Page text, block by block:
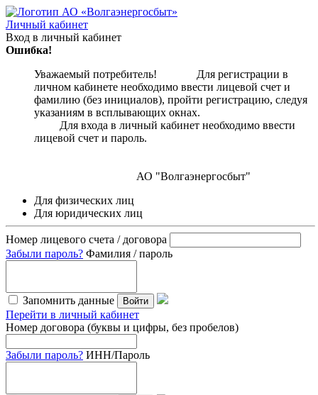
Личный кабинет
Вход в личный кабинет
Ошибка!
Уважаемый потребитель! Для регистрации в
личном кабинете необходимо ввести лицевой счет и
фамилию (без инициалов), пройти регистрацию, следуя
указаниям в всплывающих окнах.
Для входа в личный кабинет необходимо ввести
лицевой счет и пароль.
АО "Волгаэнергосбыт"
Для физических лиц
Для юридических лиц
Номер лицевого счета / договора
Забыли пароль? Фамилия / пароль
Запомнить данные Войти
Перейти в личный кабинет
Номер договора (буквы и цифры, без пробелов)
Забыли пароль? ИНН/Пароль